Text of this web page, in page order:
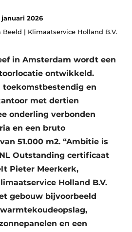
statement
januari 2026
Beeld | Klimaatservice Holland B.V.
in Amsterdam wordt een
ontwikkeld.
en
met dertien
onderling verbonden
en een bruto
51.000 m2. “Ambitie is
Outstanding certificaat
Pieter Meerkerk,
Holland B.V.
gebouw bijvoorbeeld
en een